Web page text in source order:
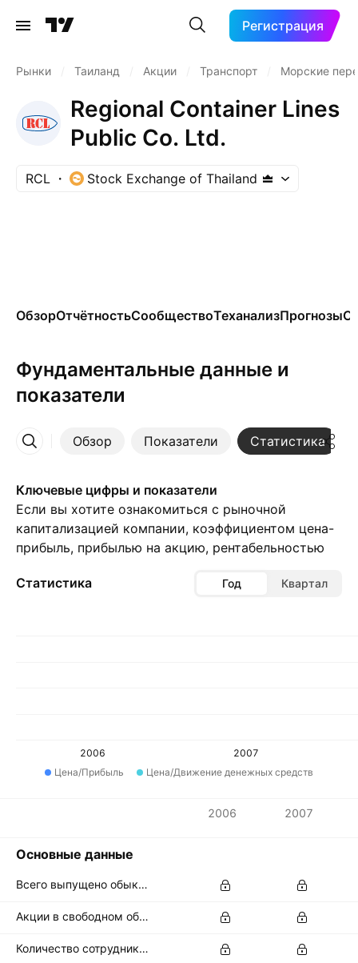
Регистрация
Рынки Таиланд Акции Транспорт Морские
Regional Container Lines
Public Co. Ltd.
RCL Stock Exchange of Thailand
ОбзорОтчётностьСообществоТеханализПрогнозы
Фундаментальные данные и
показатели
Обзор Показатели Статистика
Ещё
Ключевые цифры и показатели
Если вы хотите ознакомиться с рыночной
капитализацией компании, коэффициентом цена-
прибыль, прибылью на акцию, рентабельностью
финансовыми показателями, эта страница — то,
Статистика Год Квартал
2006
2007
Цена/Прибыль
Цена/Движение денежных средств
2006 2007
Основные данные
Всего выпущено обыкновенных акций
Акции в свободном обращении
Количество сотрудников